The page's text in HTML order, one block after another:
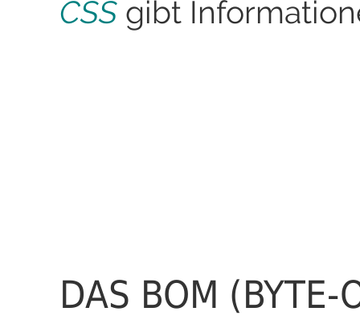
CSSgibt
DAS BOM (BYTE-